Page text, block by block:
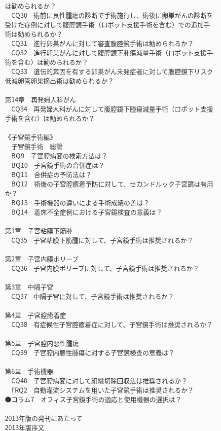
は勧められるか？
CQ30 術前に良性腫瘍の診断で手術施行し、術後に卵巣がんの診断を
受けた症例に対して腹腔鏡手術（ロボット支援手術を含む）での追加手
術は勧められるか？
CQ31 進行卵巣がんに対して審査腹腔鏡手術は勧められるか？
CQ32 進行卵巣がんに対して腹腔鏡下腫瘍減量手術（ロボット支援手
術を含む）は勧められるか？
CQ33 遺伝的素因を有する卵巣がん未発症者に対して腹腔鏡下リスク
低減卵管卵巣摘出術は勧められるか？
第14章 再発婦人科がん
CQ34 再発婦人科がんに対して腹腔鏡下腫瘍減量手術（ロボット支援
手術を含む）は勧められるか？
《子宮鏡手術編》
子宮鏡手術 総論
BQ9 子宮腔病変の検索方法は？
BQ10 子宮鏡手術の合併症は？
BQ11 合併症の予防法は？
BQ12 術後の子宮腔癒着予防に対して、セカンドルック子宮鏡は有用
か？
BQ13 手術機器の違いによる手術成績の差は？
BQ14 着床不全症例における子宮鏡検査の意義は？
第1章 子宮粘膜下筋腫
CQ35 子宮粘膜下筋腫に対して、子宮鏡手術は推奨されるか？
第2章 子宮内膜ポリープ
CQ36 子宮内膜ポリープに対して、子宮鏡手術は推奨されるか？
第3章 中隔子宮
CQ37 中隔子宮に対して、子宮鏡手術は推奨されるか？
第4章 子宮腔癒着症
CQ38 有症候性子宮腔癒着症に対して、子宮鏡手術は推奨されるか？
第5章 子宮腔内悪性腫瘍
CQ39 子宮腔内悪性腫瘍に対する子宮鏡検査の意義は？
第6章 手術機器
CQ40 子宮腔病変に対して組織切除回収法は推奨されるか？
FRQ2 自動灌流システムを用いた子宮鏡手術は推奨されるか？
●コラム7 オフィス子宮鏡手術の適応と使用機器の選択は？
2013年版の発刊にあたって
2013年版序文